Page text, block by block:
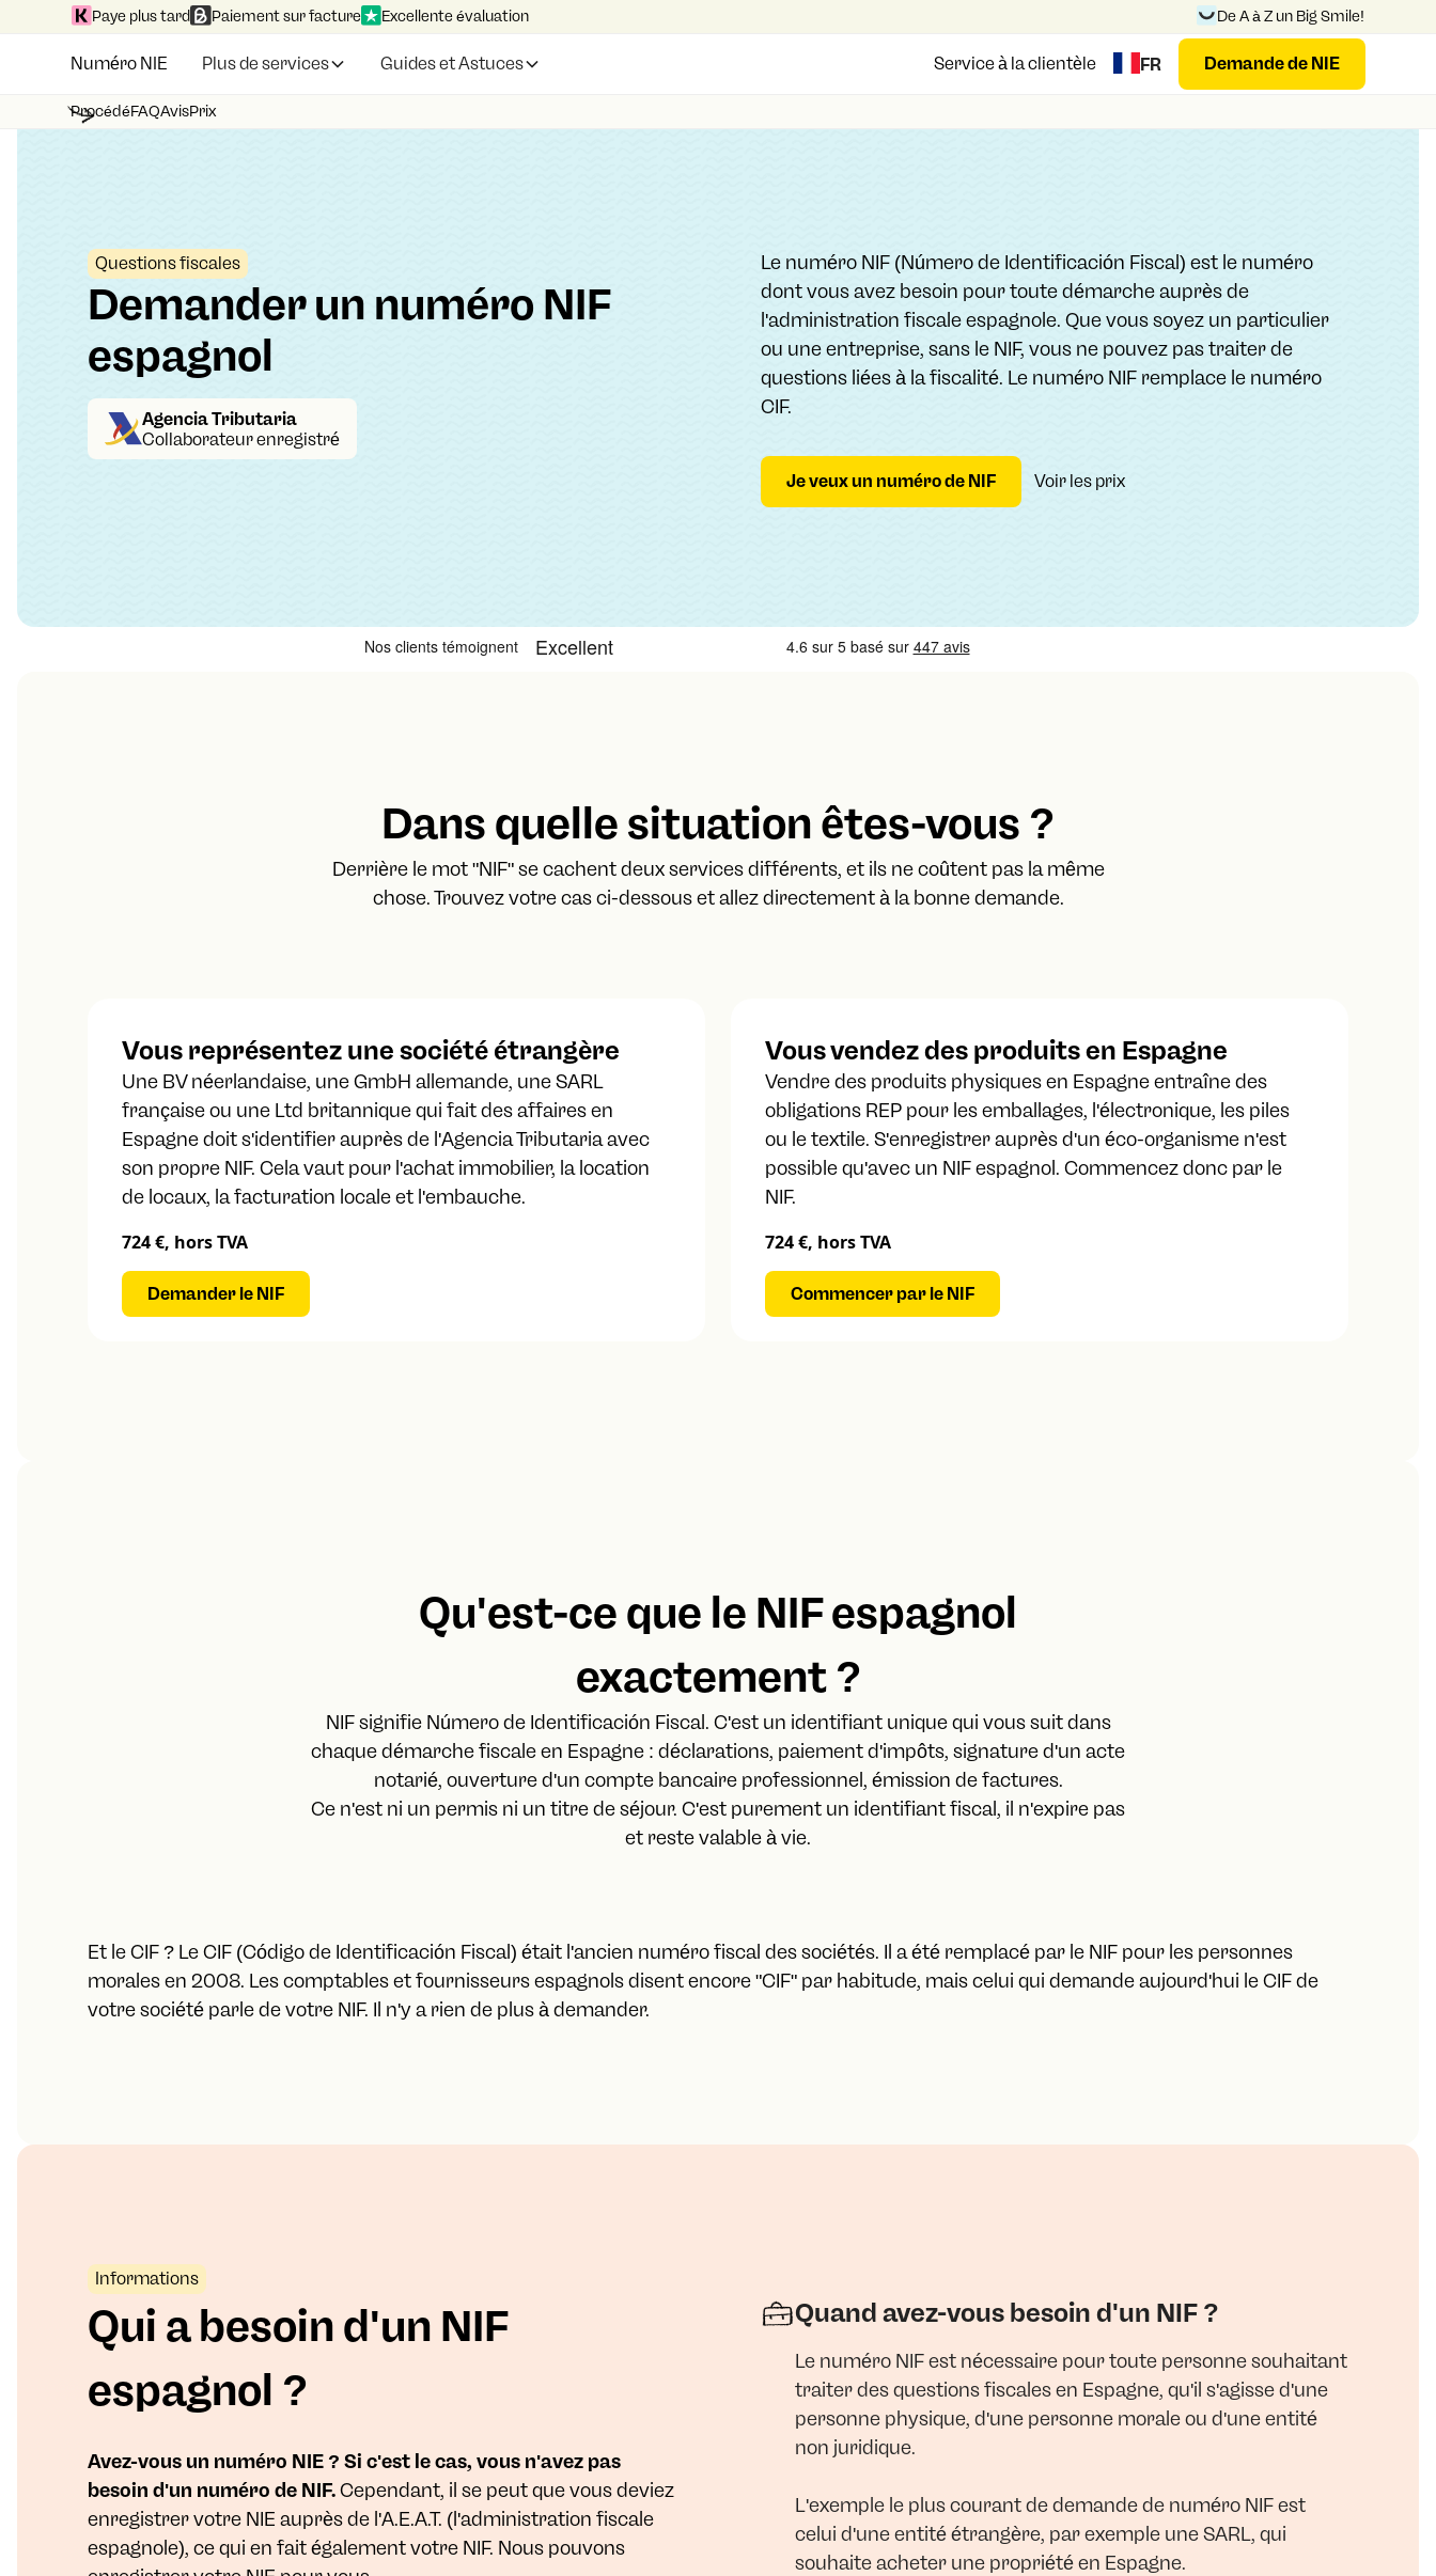
Paye plus tard Paiement sur facture Excellente évaluation De A à Z un Big Smile!
Numéro NIE Plus de services Guides et Astuces Service à la clientèle FR Demande de NIE
ProcédéFAQAvisPrix
Questions fiscales
Demander un numéro NIF
espagnol
Agencia Tributaria
Collaborateur enregistré
Le numéro NIF (Número de Identificación Fiscal) est le numéro
dont vous avez besoin pour toute démarche auprès de
l'administration fiscale espagnole. Que vous soyez un particulier
ou une entreprise, sans le NIF, vous ne pouvez pas traiter de
questions liées à la fiscalité. Le numéro NIF remplace le numéro
CIF.
Je veux un numéro de NIF Voir les prix
Dans quelle situation êtes-vous ?
Derrière le mot "NIF" se cachent deux services différents, et ils ne coûtent pas la même
chose. Trouvez votre cas ci-dessous et allez directement à la bonne demande.
Vous représentez une société étrangère
Une BV néerlandaise, une GmbH allemande, une SARL
française ou une Ltd britannique qui fait des affaires en
Espagne doit s'identifier auprès de l'Agencia Tributaria avec
son propre NIF. Cela vaut pour l'achat immobilier, la location
de locaux, la facturation locale et l'embauche.
724 €, hors TVA
Demander le NIF
Vous vendez des produits en Espagne
Vendre des produits physiques en Espagne entraîne des
obligations REP pour les emballages, l'électronique, les piles
ou le textile. S'enregistrer auprès d'un éco-organisme n'est
possible qu'avec un NIF espagnol. Commencez donc par le
NIF.
724 €, hors TVA
Commencer par le NIF
Qu'est-ce que le NIF espagnol
exactement ?
NIF signifie Número de Identificación Fiscal. C'est un identifiant unique qui vous suit dans
chaque démarche fiscale en Espagne : déclarations, paiement d'impôts, signature d'un acte
notarié, ouverture d'un compte bancaire professionnel, émission de factures.
Ce n'est ni un permis ni un titre de séjour. C'est purement un identifiant fiscal, il n'expire pas
et reste valable à vie.
Et le CIF ? Le CIF (Código de Identificación Fiscal) était l'ancien numéro fiscal des sociétés. Il a été remplacé par le NIF pour les personnes
morales en 2008. Les comptables et fournisseurs espagnols disent encore "CIF" par habitude, mais celui qui demande aujourd'hui le CIF de
votre société parle de votre NIF. Il n'y a rien de plus à demander.
Informations
Qui a besoin d'un NIF
espagnol ?
Avez-vous un numéro NIE ? Si c'est le cas, vous n'avez pas
besoin d'un numéro de NIF.Cependant, il se peut que vous deviez
enregistrer votre NIE auprès de l'A.E.A.T. (l'administration fiscale
espagnole), ce qui en fait également votre NIF. Nous pouvons
Quand avez-vous besoin d'un NIF ?
Le numéro NIF est nécessaire pour toute personne souhaitant
traiter des questions fiscales en Espagne, qu'il s'agisse d'une
personne physique, d'une personne morale ou d'une entité
non juridique.
L'exemple le plus courant de demande de numéro NIF est
celui d'une entité étrangère, par exemple une SARL, qui
souhaite acheter une propriété en Espagne.